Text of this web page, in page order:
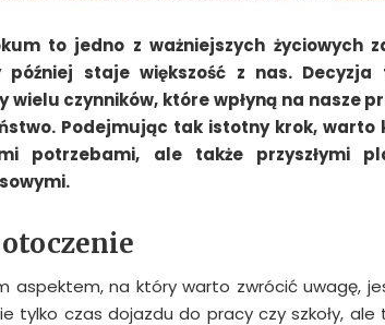
to jedno z ważniejszych życiowych
staje większość z nas. Decyzja
czynników, które wpłyną na nasze
Podejmując tak istotny krok, warto
potrzebami, ale także przyszłymi
aspektem, na który warto zwrócić uwagę,
tylko czas dojazdu do pracy czy szkoły, ale